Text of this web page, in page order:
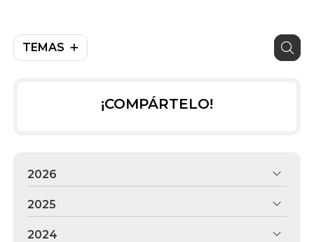
TEMAS
¡COMPÁRTELO!
2026
2025
2024